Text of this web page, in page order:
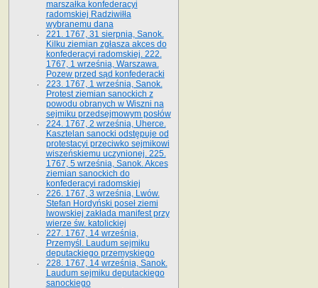
marszałka konfe­deracyi
radomskiej Radziwiłła
wybranemu dana
221. 1767, 31 sierpnia, Sanok.
Kilku ziemian zgłasza akces do
konfederacyi radomskiej. 222.
1767, 1 września, Warszawa.
Pozew przed sąd konfederacki
223. 1767, 1 września, Sanok.
Protest ziemian sanockich z
powodu obranych w Wiszni na
sejmiku przedsejmo­wym posłów
224. 1767, 2 września, Uherce.
Kasztelan sanocki odstępuje od
protestacyi przeciwko sejmikowi
wiszeńskiemu uczynionej. 225.
1767, 5 września, Sanok. Akces
ziemian sanockich do
konfederacyi radomskiej
226. 1767, 3 września, Lwów.
Stefan Hordyński poseł ziemi
lwowskiej zakłada manifest przy
wierze św. ka­tolickiej
227. 1767, 14 września,
Przemyśl. Laudum sejmiku
deputackiego przemyskiego
228. 1767, 14 września, Sanok.
Laudum sejmiku deputackiego
sanockiego